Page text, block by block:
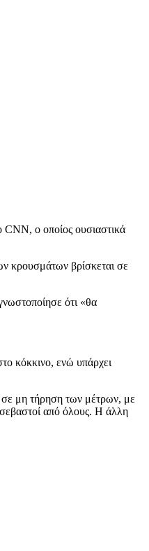
ο οποίος ουσιαστικά
κρουσμάτων βρίσκεται σε
ότι «θα
κόκκινο, ενώ υπάρχει
σε μη τήρηση των μέτρων, με
σεβαστοί από όλους. Η άλλη